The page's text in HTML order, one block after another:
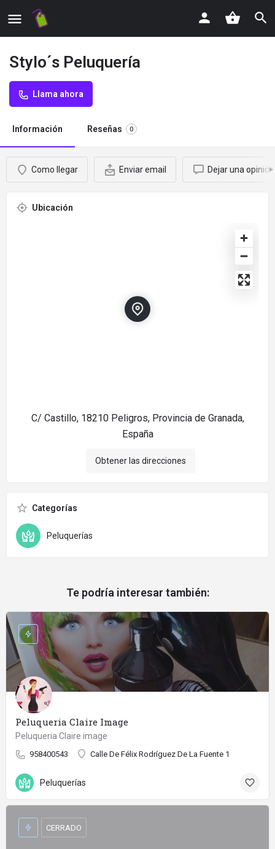
Stylo´s Peluquería
Llama ahora
Información Reseñas 0
Como llegar Enviar email Dejar una opinión
Ubicación
C/ Castillo, 18210 Peligros, Provincia de Granada,
España
Obtener las direcciones
Categorías
Peluquerías
Te podría interesar también:
Peluqueria Claire Image
Peluqueria Claire image
958400543 Calle De Félix Rodríguez De La Fuente 1
Peluquerías
CERRADO